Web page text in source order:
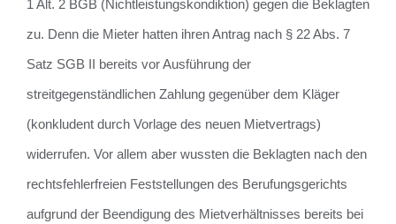
1 Alt. 2 BGB (Nichtleistungskondiktion) gegen die Beklagten
zu. Denn die Mieter hatten ihren Antrag nach § 22 Abs. 7
Satz SGB II bereits vor Ausführung der
streitgegenständlichen Zahlung gegenüber dem Kläger
(konkludent durch Vorlage des neuen Mietvertrags)
widerrufen. Vor allem aber wussten die Beklagten nach den
rechtsfehlerfreien Feststellungen des Berufungsgerichts
aufgrund der Beendigung des Mietverhältnisses bereits bei